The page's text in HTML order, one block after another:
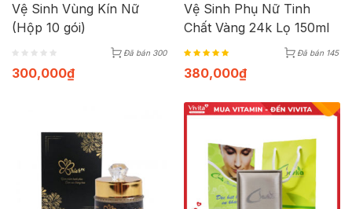
Vệ Sinh Vùng Kín Nữ
(Hộp 10 gói)
Đã bán 300
300,000₫
Vệ Sinh Phụ Nữ Tinh
Chất Vàng 24k Lọ 150ml
Đã bán 145
380,000₫